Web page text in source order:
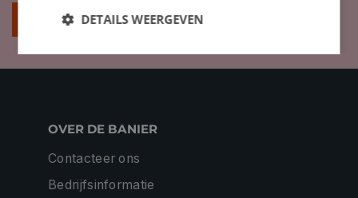
Inschrijven
OVER DE BANIER
Contacteer ons
Bedrijfsinformatie
DETAILS WEERGEVEN